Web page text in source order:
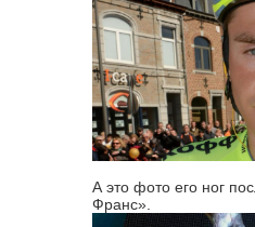
А это фото его ног
Франс».